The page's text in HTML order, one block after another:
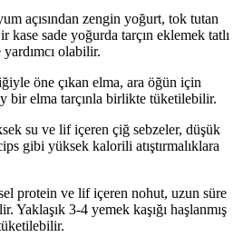
açısından zengin yoğurt, tok tutan
sade yoğurda tarçın eklemek tatlı
olabilir.
öne çıkan elma, ara öğün için
bir elma tarçınla birlikte tüketilebilir.
su ve lif içeren çiğ sebzeler, düşük
gibi yüksek kalorili atıştırmalıklara
protein ve lif içeren nohut, uzun süre
Yaklaşık 3-4 yemek kaşığı haşlanmış